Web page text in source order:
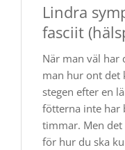
Lindra
fasciit
När man väl har
man hur ont det
stegen efter en
fötterna inte har
timmar. Men
för hur du ska